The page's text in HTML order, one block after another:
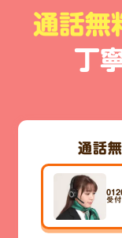
通話無
丁
通話無
受付